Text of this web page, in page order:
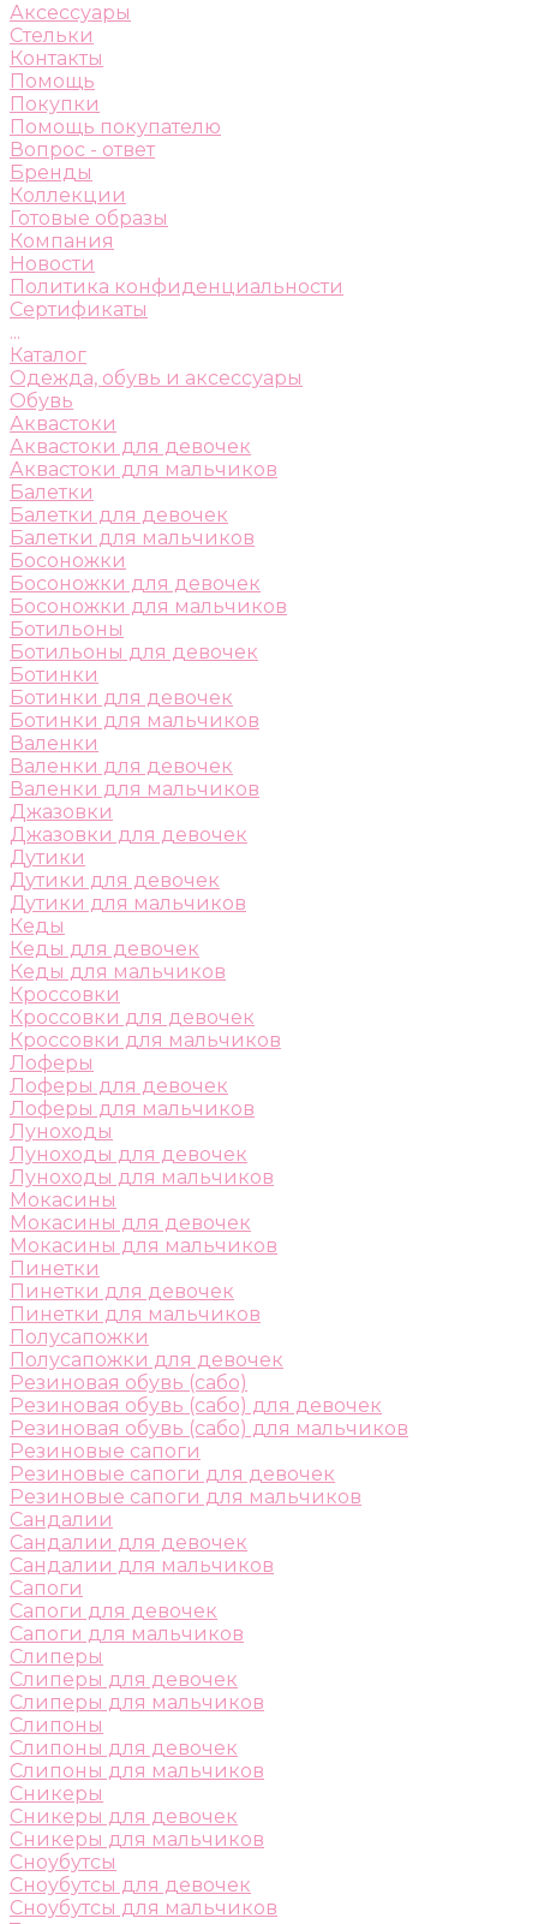
Аксессуары
Стельки
Контакты
Помощь
Покупки
Помощь покупателю
Вопрос - ответ
Бренды
Коллекции
Готовые образы
Компания
Новости
Политика конфиденциальности
Сертификаты
...
Каталог
Одежда, обувь и аксессуары
Обувь
Аквастоки
Аквастоки для девочек
Аквастоки для мальчиков
Балетки
Балетки для девочек
Балетки для мальчиков
Босоножки
Босоножки для девочек
Босоножки для мальчиков
Ботильоны
Ботильоны для девочек
Ботинки
Ботинки для девочек
Ботинки для мальчиков
Валенки
Валенки для девочек
Валенки для мальчиков
Джазовки
Джазовки для девочек
Дутики
Дутики для девочек
Дутики для мальчиков
Кеды
Кеды для девочек
Кеды для мальчиков
Кроссовки
Кроссовки для девочек
Кроссовки для мальчиков
Лоферы
Лоферы для девочек
Лоферы для мальчиков
Луноходы
Луноходы для девочек
Луноходы для мальчиков
Мокасины
Мокасины для девочек
Мокасины для мальчиков
Пинетки
Пинетки для девочек
Пинетки для мальчиков
Полусапожки
Полусапожки для девочек
Резиновая обувь (сабо)
Резиновая обувь (сабо) для девочек
Резиновая обувь (сабо) для мальчиков
Резиновые сапоги
Резиновые сапоги для девочек
Резиновые сапоги для мальчиков
Сандалии
Сандалии для девочек
Сандалии для мальчиков
Сапоги
Сапоги для девочек
Сапоги для мальчиков
Слиперы
Слиперы для девочек
Слиперы для мальчиков
Слипоны
Слипоны для девочек
Слипоны для мальчиков
Сникеры
Сникеры для девочек
Сникеры для мальчиков
Сноубутсы
Сноубутсы для девочек
Сноубутсы для мальчиков